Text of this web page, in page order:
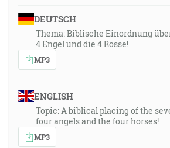
DEUTSCH
Thema: Biblische Einordnung
4 Engel und die 4 Rosse!
MP3
ENGLISH
Topic: A biblical placing of the
four angels and the four horses!
MP3